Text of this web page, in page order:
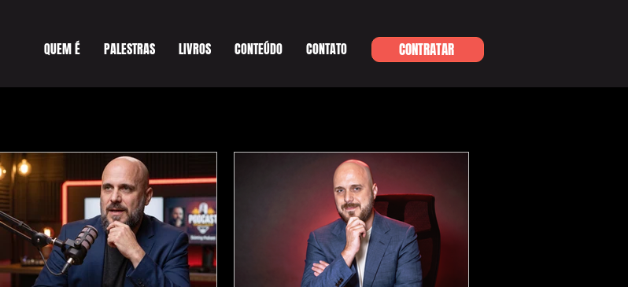
QUEM É PALESTRAS LIVROS CONTEÚDO CONTATO CONTRATAR